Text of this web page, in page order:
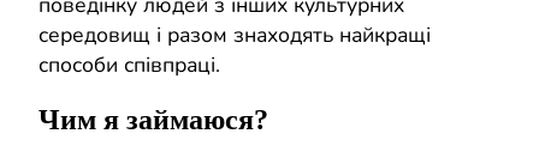
середовищ і разом знаходять найкращі
способи співпраці.
Чим я займаюся?